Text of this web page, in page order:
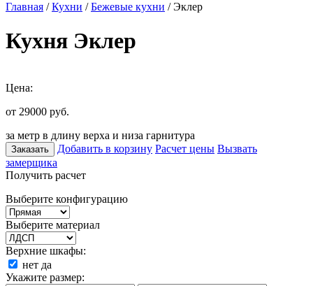
Главная /Кухни /Бежевые кухни / Эклер
Кухня Эклер
Цена:
от 29000 руб.
за метр в длину верха и низа гарнитура
Заказать Добавить в корзину Расчет цены Вызвать
замерщика
Получить расчет
Выберите конфигурацию
Выберите материал
Верхние шкафы:
нет да
Укажите размер: